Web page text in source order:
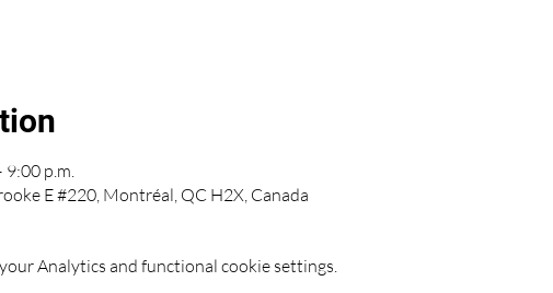
9:00 p.m.
E #220, Montréal, QC H2X, Canada
Analytics and functional cookie settings.